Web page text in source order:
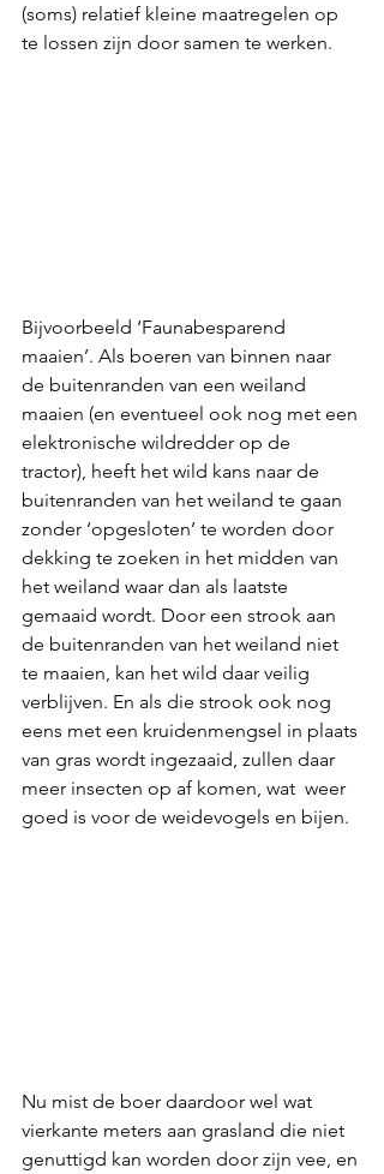
(soms) relatief kleine maatregelen op
te lossen zijn door samen te werken.
Bijvoorbeeld ‘Faunabesparend
maaien’. Als boeren van binnen naar
de buitenranden van een weiland
maaien (en eventueel ook nog met een
elektronische wildredder op de
tractor), heeft het wild kans naar de
buitenranden van het weiland te gaan
zonder ‘opgesloten’ te worden door
dekking te zoeken in het midden van
het weiland waar dan als laatste
gemaaid wordt. Door een strook aan
de buitenranden van het weiland niet
te maaien, kan het wild daar veilig
verblijven. En als die strook ook nog
eens met een kruidenmengsel in plaats
van gras wordt ingezaaid, zullen daar
meer insecten op af komen, wat  weer
goed is voor de weidevogels en bijen.
Nu mist de boer daardoor wel wat
vierkante meters aan grasland die niet
genuttigd kan worden door zijn vee, en